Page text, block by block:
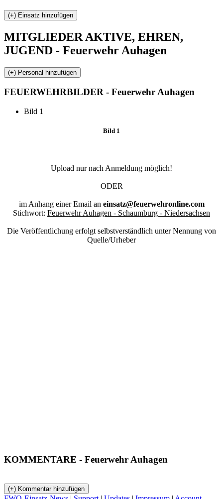
MITGLIEDER AKTIVE, EHREN,
JUGEND - Feuerwehr Auhagen
FEUERWEHRBILDER - Feuerwehr Auhagen
Bild 1
Bild 1
Upload nur nach Anmeldung möglich!
ODER
im Anhang einer Email an einsatz@feuerwehronline.com
Stichwort: Feuerwehr Auhagen - Schaumburg - Niedersachsen
Die Veröffentlichung erfolgt selbstverständlich unter Nennung von
Quelle/Urheber
KOMMENTARE - Feuerwehr Auhagen